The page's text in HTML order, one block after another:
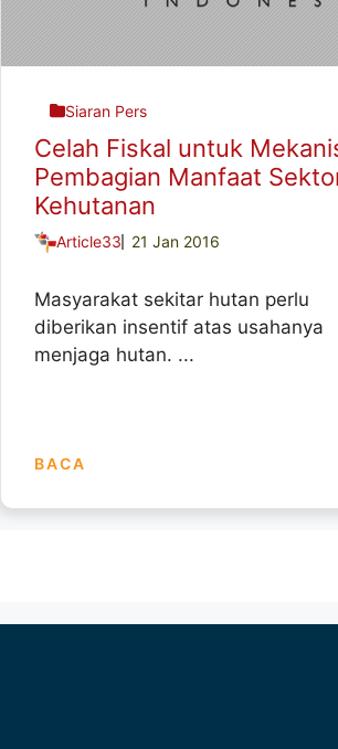
Siaran Pers
Celah Fiskal untuk
Pembagian Manfaat
Kehutanan
Article33 21 Jan 2016
Masyarakat sekitar hutan perlu
diberikan insentif atas usahanya
menjaga hutan. ...
BACA